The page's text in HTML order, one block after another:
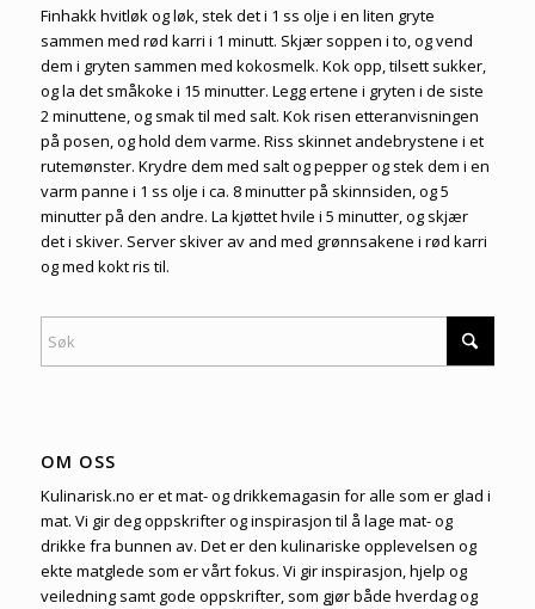
Finhakk hvitløk og løk, stek det i 1 ss olje i en liten gryte
sammen med rød karri i 1 minutt. Skjær soppen i to, og vend
dem i gryten sammen med kokosmelk. Kok opp, tilsett sukker,
og la det småkoke i 15 minutter. Legg ertene i gryten i de siste
2 minuttene, og smak til med salt. Kok risen etteranvisningen
på posen, og hold dem varme. Riss skinnet andebrystene i et
rutemønster. Krydre dem med salt og pepper og stek dem i en
varm panne i 1 ss olje i ca. 8 minutter på skinnsiden, og 5
minutter på den andre. La kjøttet hvile i 5 minutter, og skjær
det i skiver. Server skiver av and med grønnsakene i rød karri
og med kokt ris til.
OM OSS
Kulinarisk.no er et mat- og drikkemagasin for alle som er glad i
mat. Vi gir deg oppskrifter og inspirasjon til å lage mat- og
drikke fra bunnen av. Det er den kulinariske opplevelsen og
ekte matglede som er vårt fokus. Vi gir inspirasjon, hjelp og
veiledning samt gode oppskrifter, som gjør både hverdag og